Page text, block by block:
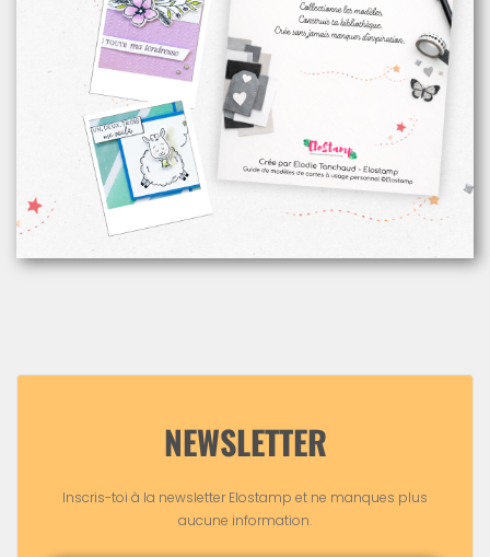
NEWSLETTER
Inscris-toi à la newsletter Elostamp et ne manques plus
aucune information.